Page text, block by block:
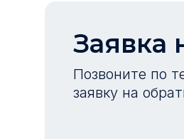
Заявка
Позвоните по
заявку на